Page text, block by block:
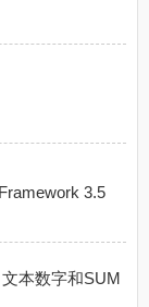
3.5
本数字和SUM